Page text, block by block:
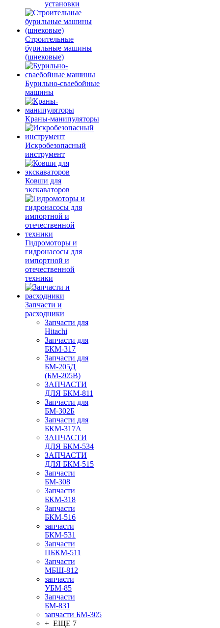
установки
Строительные
бурильные машины
(шнековые)
Бурильно-сваебойные
машины
Краны-манипуляторы
Искробезопасный
инструмент
Ковши для
экскаваторов
Гидромоторы и
гидронасосы для
импортной и
отечественной
техники
Запчасти и
расходники
Запчасти для
Hitachi
Запчасти для
БКМ-317
Запчасти для
БМ-205Д
(БМ-205В)
ЗАПЧАСТИ
ДЛЯ БКМ-811
Запчасти для
БМ-302Б
Запчасти для
БКМ-317А
ЗАПЧАСТИ
ДЛЯ БКМ-534
ЗАПЧАСТИ
ДЛЯ БКМ-515
Запчасти
БМ-308
Запчасти
БКМ-318
Запчасти
БКМ-516
запчасти
БКМ-531
Запчасти
ПБКМ-511
Запчасти
МБШ-812
запчасти
УБМ-85
Запчасти
БМ-831
запчасти БМ-305
+ ЕЩЕ 7